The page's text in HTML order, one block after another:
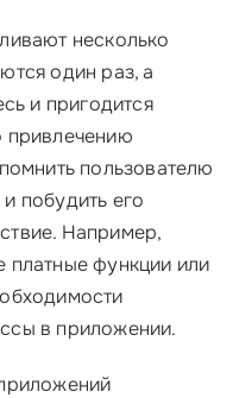
несколько
один раз, а
и пригодится
привлечению
пользователю
побудить его
Например,
платные функции или
в приложении.